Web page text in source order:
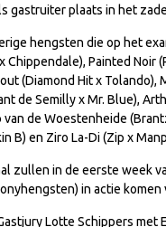
gastruiter plaats in het
hengsten die op het
Chippendale), Painted Noir
(Diamond Hit x Tolando),
de Semilly x Mr. Blue),
van de Woestenheide
B) en Ziro La-Di (Zip x
zullen in de eerste week
in actie
Lotte Schippers met